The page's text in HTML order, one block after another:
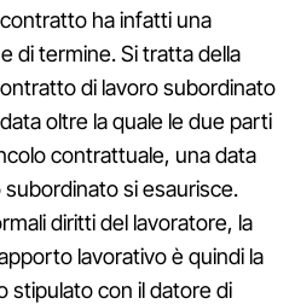
ha infatti una
di termine. Si tratta della
di lavoro subordinato
oltre la quale le due parti
contrattuale, una data
si esaurisce.
diritti del lavoratore, la
lavorativo è quindi la
stipulato con il datore di